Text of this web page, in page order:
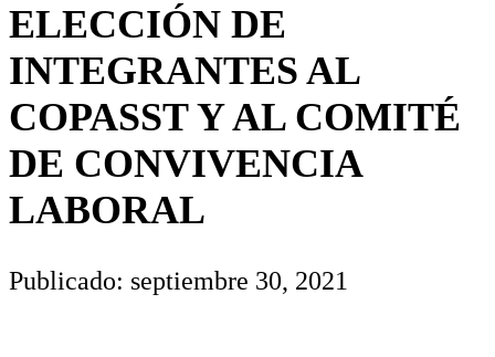
ELECCIÓN DE
INTEGRANTES AL
COPASST Y AL COMITÉ
DE CONVIVENCIA
LABORAL
Publicado: septiembre 30, 2021